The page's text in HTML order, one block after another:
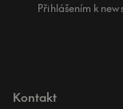
Přihlášením k
Kontakt